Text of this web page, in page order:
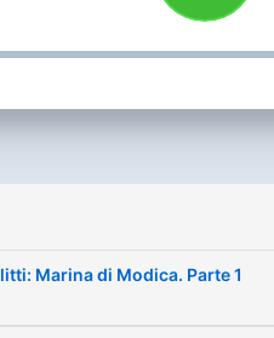
Marina di Modica. Parte 1